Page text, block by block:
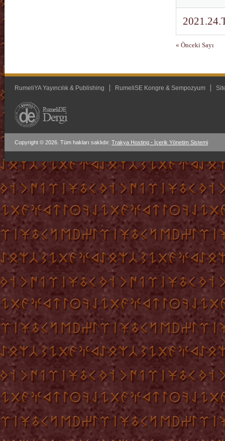
« Önceki Sayı
RumeliYA Yayıncılık & Publishing RumeliSE Kongre & Sempozyum
Copyright © 2026. Tüm hakları saklıdır. Trakya Hosting - İçerik Yönetim Sistemi